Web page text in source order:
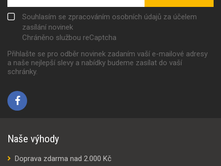
Souhlasím se zpracováním osobních údajů za účelem
zasílání novinek
Chráněno službou reCaptcha
Přihlašte se pro odběr novinek zadaním vaší e-mailové adresy
a naše nejlepší slevy a nabídky budeme zasílat do vaší
schránky.
Naše výhody
Doprava zdarma nad 2.000 Kč